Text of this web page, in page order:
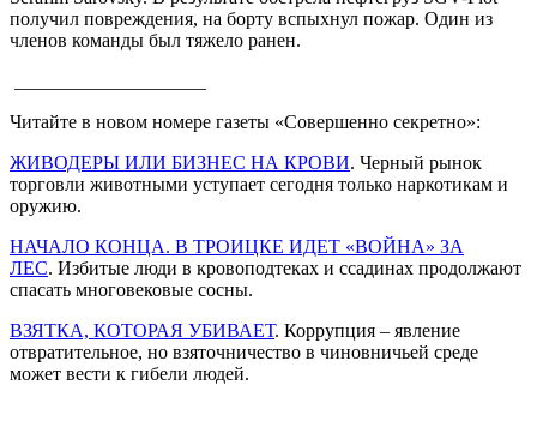
получил повреждения, на борту вспыхнул пожар. Один из
членов команды был тяжело ранен.
Читайте в новом номере газеты «Совершенно секретно»:
ЖИВОДЕРЫ ИЛИ БИЗНЕС НА КРОВИ. Черный рынок
торговли животными уступает сегодня только наркотикам и
оружию.
НАЧАЛО КОНЦА. В ТРОИЦКЕ ИДЕТ «ВОЙНА» ЗА
ЛЕС. Избитые люди в кровоподтеках и ссадинах продолжают
спасать многовековые сосны.
ВЗЯТКА, КОТОРАЯ УБИВАЕТ. Коррупция – явление
отвратительное, но взяточничество в чиновничьей среде
может вести к гибели людей.